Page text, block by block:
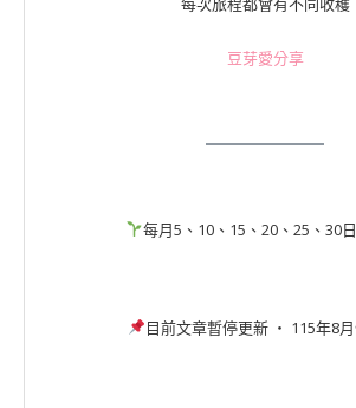
豆芽愛分享
每月5、10、15、20、25、30
目前文章暫停更新 ‧ 115年8